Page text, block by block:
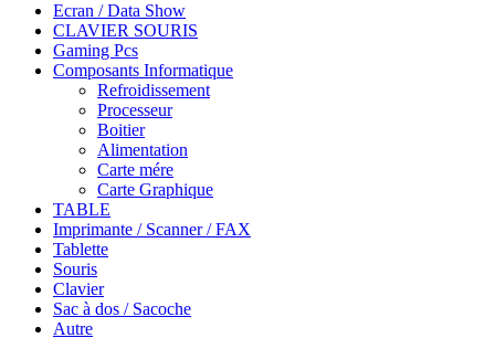
Ecran / Data Show
CLAVIER SOURIS
Gaming Pcs
Composants Informatique
Refroidissement
Processeur
Boitier
Alimentation
Carte mére
Carte Graphique
TABLE
Imprimante / Scanner / FAX
Tablette
Souris
Clavier
Sac à dos / Sacoche
Autre